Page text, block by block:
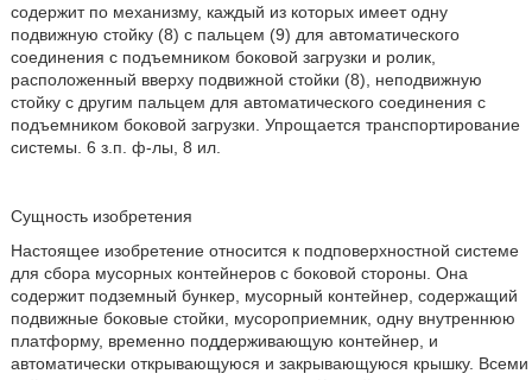
содержит по механизму, каждый из которых имеет одну
подвижную стойку (8) с пальцем (9) для автоматического
соединения с подъемником боковой загрузки и ролик,
расположенный вверху подвижной стойки (8), неподвижную
стойку с другим пальцем для автоматического соединения с
подъемником боковой загрузки. Упрощается транспортирование
системы. 6 з.п. ф-лы, 8 ил.
Сущность изобретения
Настоящее изобретение относится к подповерхностной системе
для сбора мусорных контейнеров с боковой стороны. Она
содержит подземный бункер, мусорный контейнер, содержащий
подвижные боковые стойки, мусороприемник, одну внутреннюю
платформу, временно поддерживающую контейнер, и
автоматически открывающуюся и закрывающуюся крышку. Всеми